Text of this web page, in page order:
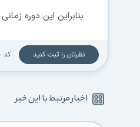
بنابراین این دوره
نظرتان را ثبت کنید کد
اخبار مرتبط با این خبر